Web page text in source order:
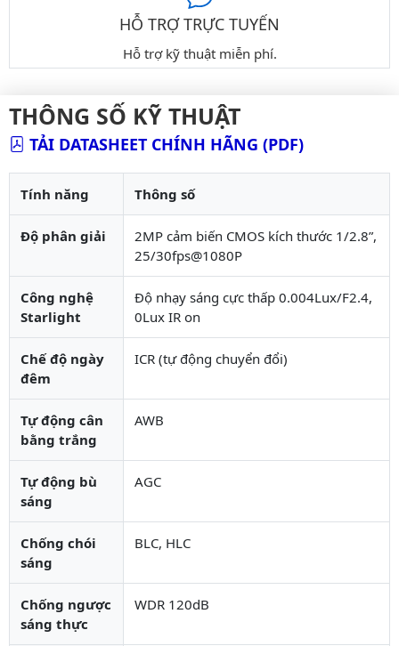
HỖ TRỢ TRỰC TUYẾN
Hỗ trợ kỹ thuật miễn phí.
THÔNG SỐ KỸ THUẬT
TẢI DATASHEET CHÍNH HÃNG (PDF)
Tính năng Thông số
Độ phân giải
2MP cảm biến CMOS kích thước 1/2.8”,
25/30fps@1080P
Công nghệ
Starlight
Độ nhạy sáng cực thấp 0.004Lux/F2.4,
0Lux IR on
Chế độ ngày
đêm
ICR (tự động chuyển đổi)
Tự động cân
bằng trắng
AWB
Tự động bù
sáng
AGC
Chống chói
sáng
BLC, HLC
Chống ngược
sáng thực
WDR 120dB